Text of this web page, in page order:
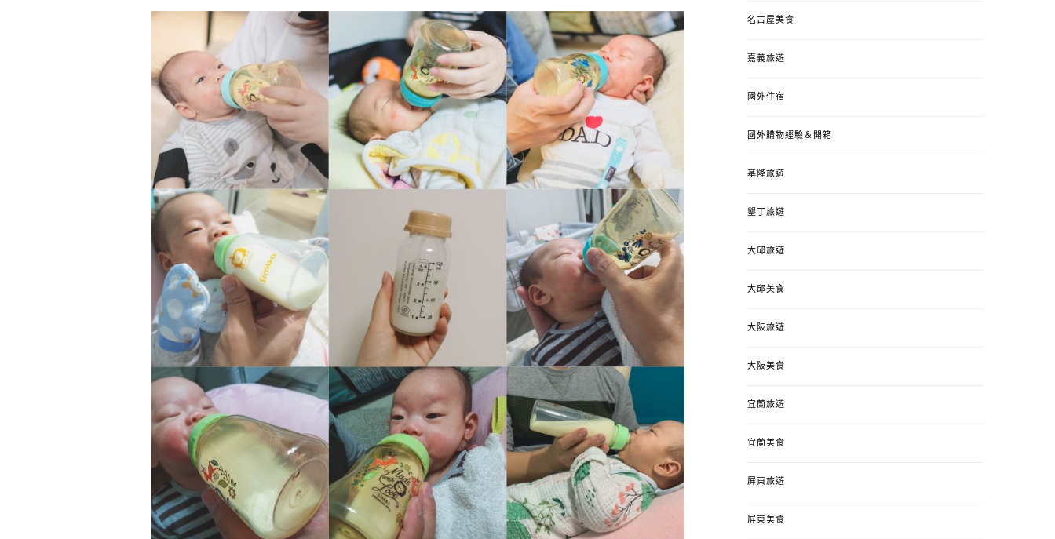
名古屋美食
嘉義旅遊
國外住宿
國外購物經驗＆開箱
基隆旅遊
墾丁旅遊
大邱旅遊
大邱美食
大阪旅遊
大阪美食
宜蘭旅遊
宜蘭美食
屏東旅遊
屏東美食